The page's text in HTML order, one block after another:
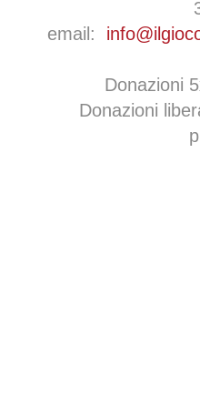
email:
Donazioni
Donazioni